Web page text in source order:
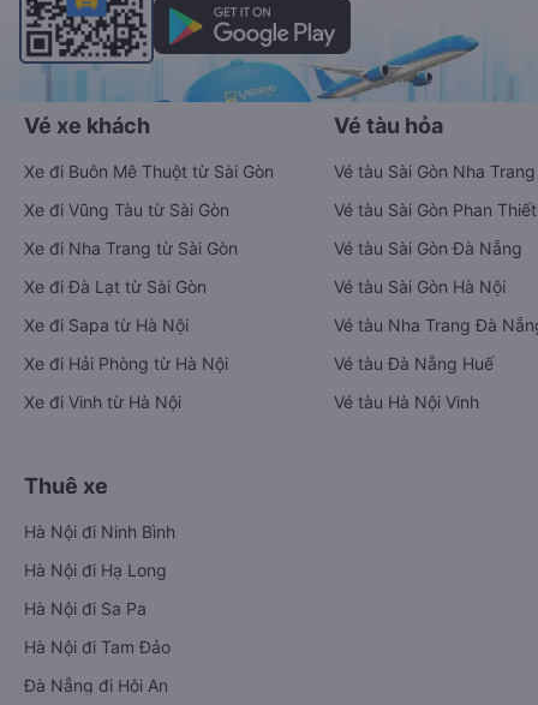
Vé xe khách
Xe đi Buôn Mê Thuột từ Sài Gòn
Xe đi Vũng Tàu từ Sài Gòn
Xe đi Nha Trang từ Sài Gòn
Xe đi Đà Lạt từ Sài Gòn
Xe đi Sapa từ Hà Nội
Xe đi Hải Phòng từ Hà Nội
Xe đi Vinh từ Hà Nội
Vé tàu hỏa
Vé tàu Sài Gòn Nha Trang
Vé tàu Sài Gòn Phan Thiết
Vé tàu Sài Gòn Đà Nẵng
Vé tàu Sài Gòn Hà Nội
Vé tàu Nha Trang Đà
Vé tàu Đà Nẵng Huế
Vé tàu Hà Nội Vinh
Thuê xe
Hà Nội đi Ninh Bình
Hà Nội đi Hạ Long
Hà Nội đi Sa Pa
Hà Nội đi Tam Đảo
Đà Nẵng đi Hội An